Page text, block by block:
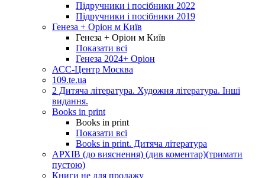
Підручники і посібники 2022
Підручники і посібники 2019
Генеза + Оріон м Київ
Генеза + Оріон м Київ
Показати всі
Генеза 2024+ Оріон
АСС-Центр Москва
109.te.ua
2 Дитяча література. Художня література. Інші
видання.
Books in print
Books in print
Показати всі
Books in print. Дитяча література
АРХІВ (до вияснення) (див коментар)(тримати
пустою)
Книги не для продажу